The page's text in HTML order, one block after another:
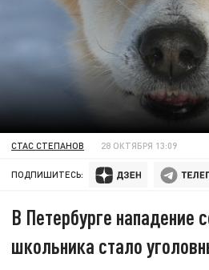
СТАС СТЕПАНОВ 28 ОКТЯБРЯ 13:09
ПОДПИШИТЕСЬ:
В Петербурге нападение
школьника стало